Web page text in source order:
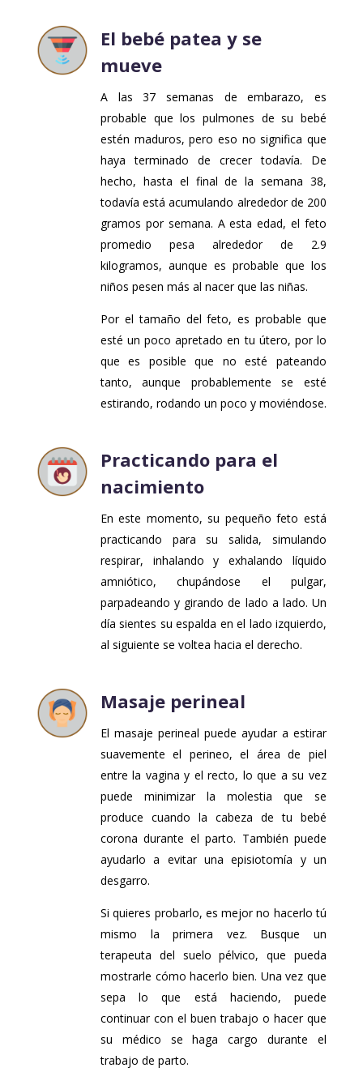
El bebé patea y se
mueve
A las 37 semanas de embarazo, es
probable que los pulmones de su bebé
estén maduros, pero eso no significa que
haya terminado de crecer todavía. De
hecho, hasta el final de la semana 38,
todavía está acumulando alrededor de 200
gramos por semana. A esta edad, el feto
promedio pesa alrededor de 2.9
kilogramos, aunque es probable que los
niños pesen más al nacer que las niñas.
Por el tamaño del feto, es probable que
esté un poco apretado en tu útero, por lo
que es posible que no esté pateando
tanto, aunque probablemente se esté
estirando, rodando un poco y moviéndose.
Practicando para el
nacimiento
En este momento, su pequeño feto está
practicando para su salida, simulando
respirar, inhalando y exhalando líquido
amniótico, chupándose el pulgar,
parpadeando y girando de lado a lado. Un
día sientes su espalda en el lado izquierdo,
al siguiente se voltea hacia el derecho.
Masaje perineal
El masaje perineal puede ayudar a estirar
suavemente el perineo, el área de piel
entre la vagina y el recto, lo que a su vez
puede minimizar la molestia que se
produce cuando la cabeza de tu bebé
corona durante el parto. También puede
ayudarlo a evitar una episiotomía y un
desgarro.
Si quieres probarlo, es mejor no hacerlo tú
mismo la primera vez. Busque un
terapeuta del suelo pélvico, que pueda
mostrarle cómo hacerlo bien. Una vez que
sepa lo que está haciendo, puede
continuar con el buen trabajo o hacer que
su médico se haga cargo durante el
trabajo de parto.